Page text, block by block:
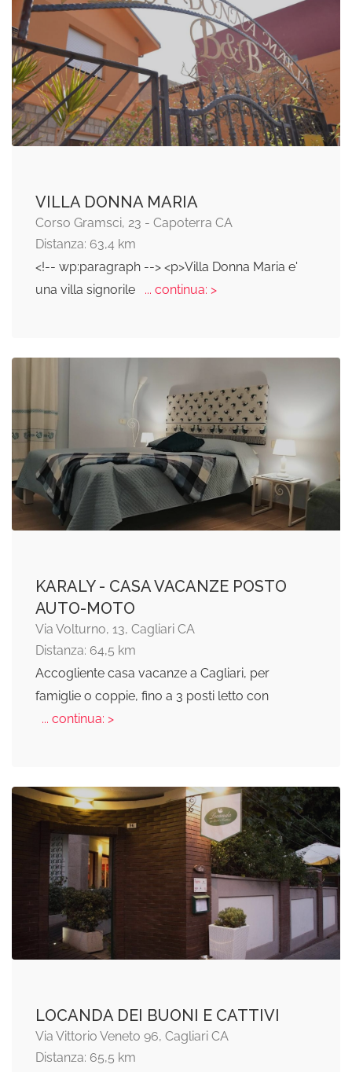
VILLA DONNA MARIA
Corso Gramsci, 23 - Capoterra CA
Distanza: 63,4 km
<!-- wp:paragraph --> <p>Villa Donna Maria e'
una villa signorile
... continua: >
KARALY - CASA VACANZE POSTO
AUTO-MOTO
Via Volturno, 13, Cagliari CA
Distanza: 64,5 km
Accogliente casa vacanze a Cagliari, per
famiglie o coppie, fino a 3 posti letto con
... continua: >
LOCANDA DEI BUONI E CATTIVI
Via Vittorio Veneto 96, Cagliari CA
Distanza: 65,5 km